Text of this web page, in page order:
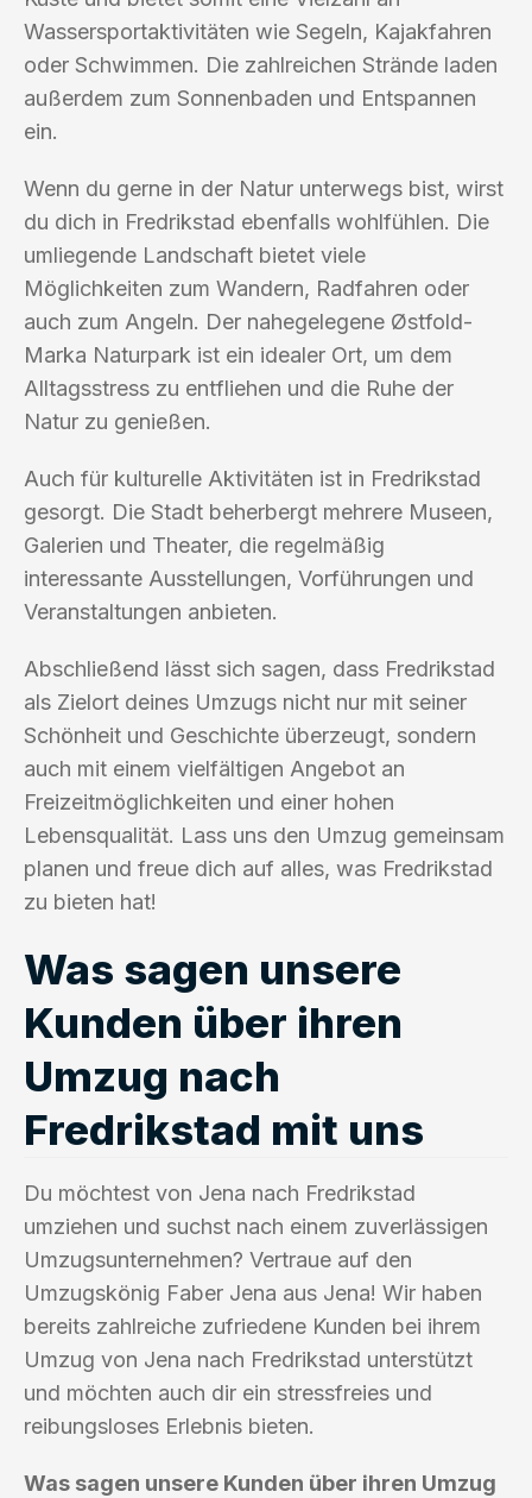
Wassersportaktivitäten wie Segeln, Kajakfahren
oder Schwimmen. Die zahlreichen Strände laden
außerdem zum Sonnenbaden und Entspannen
ein.
Wenn du gerne in der Natur unterwegs bist, wirst
du dich in Fredrikstad ebenfalls wohlfühlen. Die
umliegende Landschaft bietet viele
Möglichkeiten zum Wandern, Radfahren oder
auch zum Angeln. Der nahegelegene Østfold-
Marka Naturpark ist ein idealer Ort, um dem
Alltagsstress zu entfliehen und die Ruhe der
Natur zu genießen.
Auch für kulturelle Aktivitäten ist in Fredrikstad
gesorgt. Die Stadt beherbergt mehrere Museen,
Galerien und Theater, die regelmäßig
interessante Ausstellungen, Vorführungen und
Veranstaltungen anbieten.
Abschließend lässt sich sagen, dass Fredrikstad
als Zielort deines Umzugs nicht nur mit seiner
Schönheit und Geschichte überzeugt, sondern
auch mit einem vielfältigen Angebot an
Freizeitmöglichkeiten und einer hohen
Lebensqualität. Lass uns den Umzug gemeinsam
planen und freue dich auf alles, was Fredrikstad
zu bieten hat!
Was sagen unsere
Kunden über ihren
Umzug nach
Fredrikstad mit uns
Du möchtest von Jena nach Fredrikstad
umziehen und suchst nach einem zuverlässigen
Umzugsunternehmen? Vertraue auf den
Umzugskönig Faber Jena aus Jena! Wir haben
bereits zahlreiche zufriedene Kunden bei ihrem
Umzug von Jena nach Fredrikstad unterstützt
und möchten auch dir ein stressfreies und
reibungsloses Erlebnis bieten.
Was sagen unsere Kunden über ihren Umzug